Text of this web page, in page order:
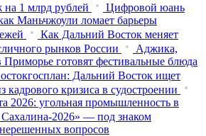
на 1 млрд рублей
Цифровой юань
Маньчжоули ломает барьеры
Как Дальний Восток меняет
рынков России
Аджика,
готовят фестивальные блюда
Дальний Восток ищет
кадрового кризиса в судостроении
2026: угольная промышленность в
2026» — под знаком
вопросов